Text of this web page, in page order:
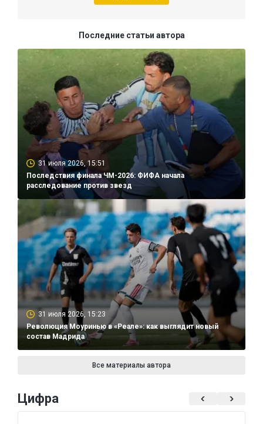
Последние статьи автора
31 июля 2026, 15:51
Последствия финала ЧМ-2026: ФИФА начала
расследование против звезд
31 июля 2026, 15:23
Революция Моуринью в «Реале»: как выглядит новый
состав Мадрида
Все материалы автора
Цифра